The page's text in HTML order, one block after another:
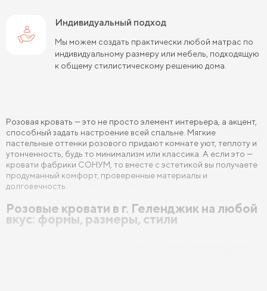
Кровати серого цвета 180 см шириной
Кровати коричневого цвета 90 см шириной
Кровати коричневого цвета 120 см шириной
Кровати бежевого цвета 200 см длиной
Кровати белого цвета 180 см длиной
Кровати белого цвета 190 см длиной
Кровати белого цвета 200 см длиной
Индивидуальный подход
Мы можем создать практически любой матрас по
индивидуальному размеру или мебель, подходящую
к общему стилистическому решению дома.
Розовая кровать — это не просто элемент интерьера, а акцент,
способный задать настроение всей спальне. Мягкие
пастельные оттенки розового придают комнате уют, теплоту и
утонченность, будь то минимализм или классика. А если это —
кровати фабрики СОНУМ, то вместе с эстетикой вы получаете
продуманный комфорт, проверенные материалы и
долговечность.
Розовые кровати в г. Геленджик на любой
вкус: формы, размеры, стили